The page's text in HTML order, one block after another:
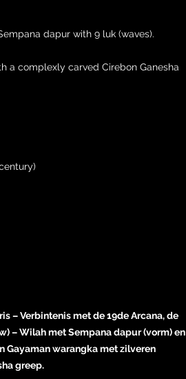
dapur with 9 luk (waves).
a complexly carved Cirebon Ganesha
– Verbintenis met de 19de Arcana, de
– Wilah met Sempana dapur (vorm) en
Gayaman warangka met zilveren
greep.